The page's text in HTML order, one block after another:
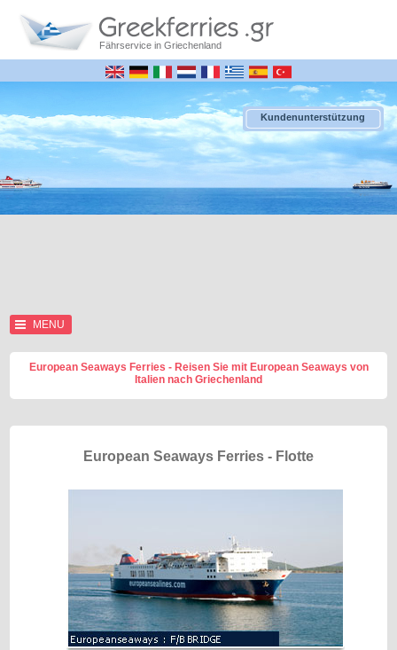
Fährservice in Griechenland
Kundenunterstützung
MENU
European Seaways Ferries - Reisen Sie mit European Seaways von
Italien nach Griechenland
European Seaways Ferries - Flotte